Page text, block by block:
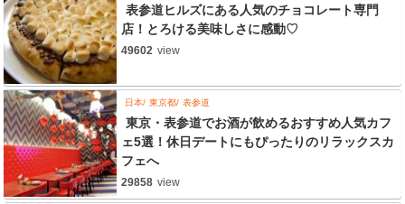
表参道ヒルズにある人気のチョコレート専門
店！とろける美味しさに感動♡
49602 view
日本 東京都 表参道
東京・表参道でお酒が飲めるおすすめ人気カフ
ェ5選！休日デートにもぴったりのリラックスカ
フェへ
29858 view